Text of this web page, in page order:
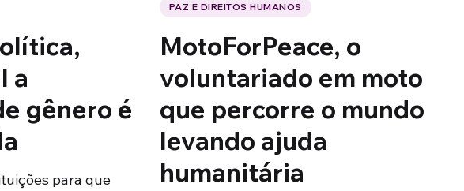
a
gênero é
para que
PAZ E DIREITOS HUMANOS
MotoForPeace, o
voluntariado em moto
que percorre o mundo
levando ajuda
humanitária